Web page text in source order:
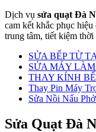
Dịch vụ sửa quạt Đà
cam kết khắc phục
trung tâm, tiết kiệm
SỬA BẾP TỪ
SỬA MÁY
THAY KÍNH
Thay Pin Máy
Sửa Nồi Nấu
Sửa Quạt Đà